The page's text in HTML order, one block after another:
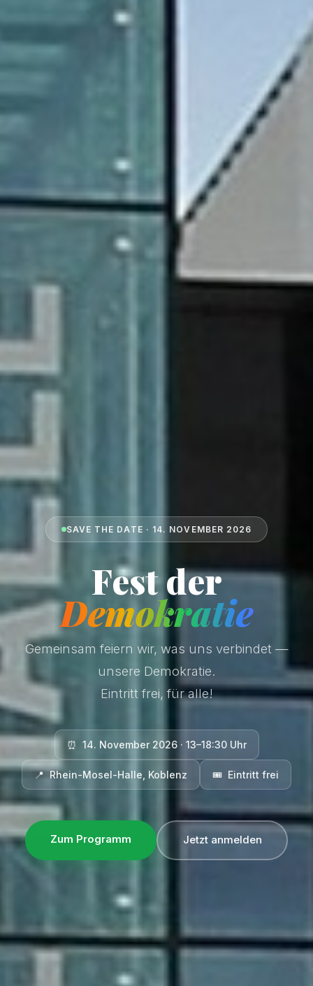
SAVE THE DATE · 14. NOVEMBER 2026
Fest der
Demokratie
Gemeinsam feiern wir, was uns verbindet —
unsere Demokratie.
Eintritt frei, für alle!
⏰ 14. November 2026 · 13–18:30 Uhr
📍 Rhein-Mosel-Halle, Koblenz 🎟️ Eintritt frei
Zum Programm Jetzt anmelden